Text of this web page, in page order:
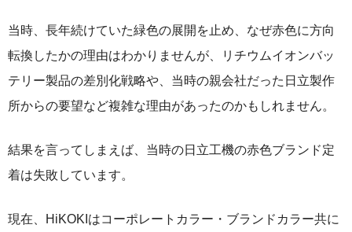
当時、長年続けていた緑色の展開を止め、なぜ赤色に方向
転換したかの理由はわかりませんが、リチウムイオンバッ
テリー製品の差別化戦略や、当時の親会社だった日立製作
所からの要望など複雑な理由があったのかもしれません。
結果を言ってしまえば、当時の日立工機の赤色ブランド定
着は失敗しています。
現在、HiKOKIはコーポレートカラー・ブランドカラー共に